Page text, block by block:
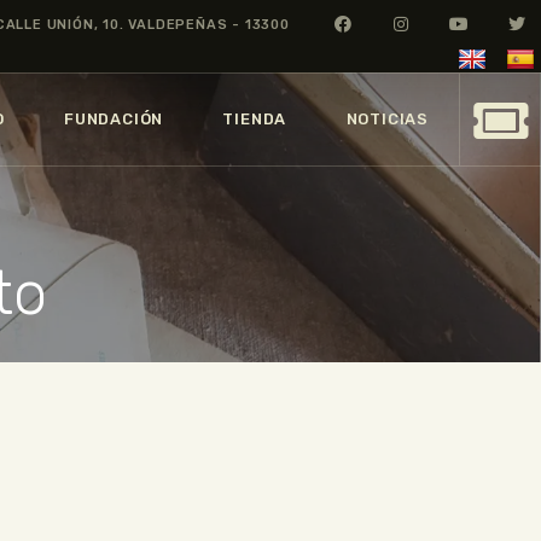
UNIÓN, 10. VALDEPEÑAS - 13300
FUNDACIÓN TIENDA NOTICIAS